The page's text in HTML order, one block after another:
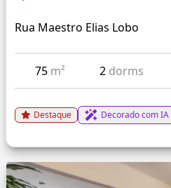
Rua Maestro Elias Lobo
75 m² 2 dorms
Destaque Decorado com IA